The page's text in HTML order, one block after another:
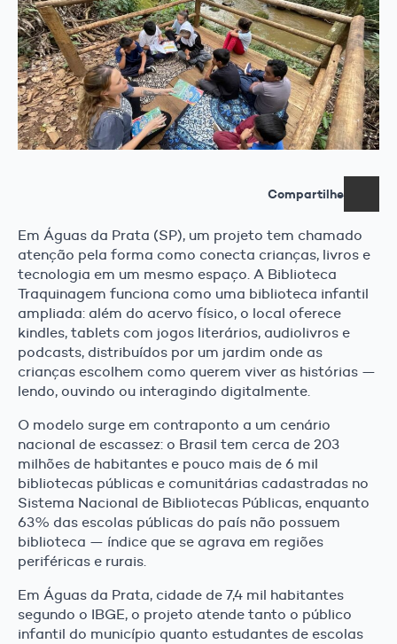
Compartilhe
Em Águas da Prata (SP), um projeto tem chamado
atenção pela forma como conecta crianças, livros e
tecnologia em um mesmo espaço. A Biblioteca
Traquinagem funciona como uma biblioteca infantil
ampliada: além do acervo físico, o local oferece
kindles, tablets com jogos literários, audiolivros e
podcasts, distribuídos por um jardim onde as
crianças escolhem como querem viver as histórias —
lendo, ouvindo ou interagindo digitalmente.
O modelo surge em contraponto a um cenário
nacional de escassez: o Brasil tem cerca de 203
milhões de habitantes e pouco mais de 6 mil
bibliotecas públicas e comunitárias cadastradas no
Sistema Nacional de Bibliotecas Públicas, enquanto
63% das escolas públicas do país não possuem
biblioteca — índice que se agrava em regiões
periféricas e rurais.
Em Águas da Prata, cidade de 7,4 mil habitantes
segundo o IBGE, o projeto atende tanto o público
infantil do município quanto estudantes de escolas